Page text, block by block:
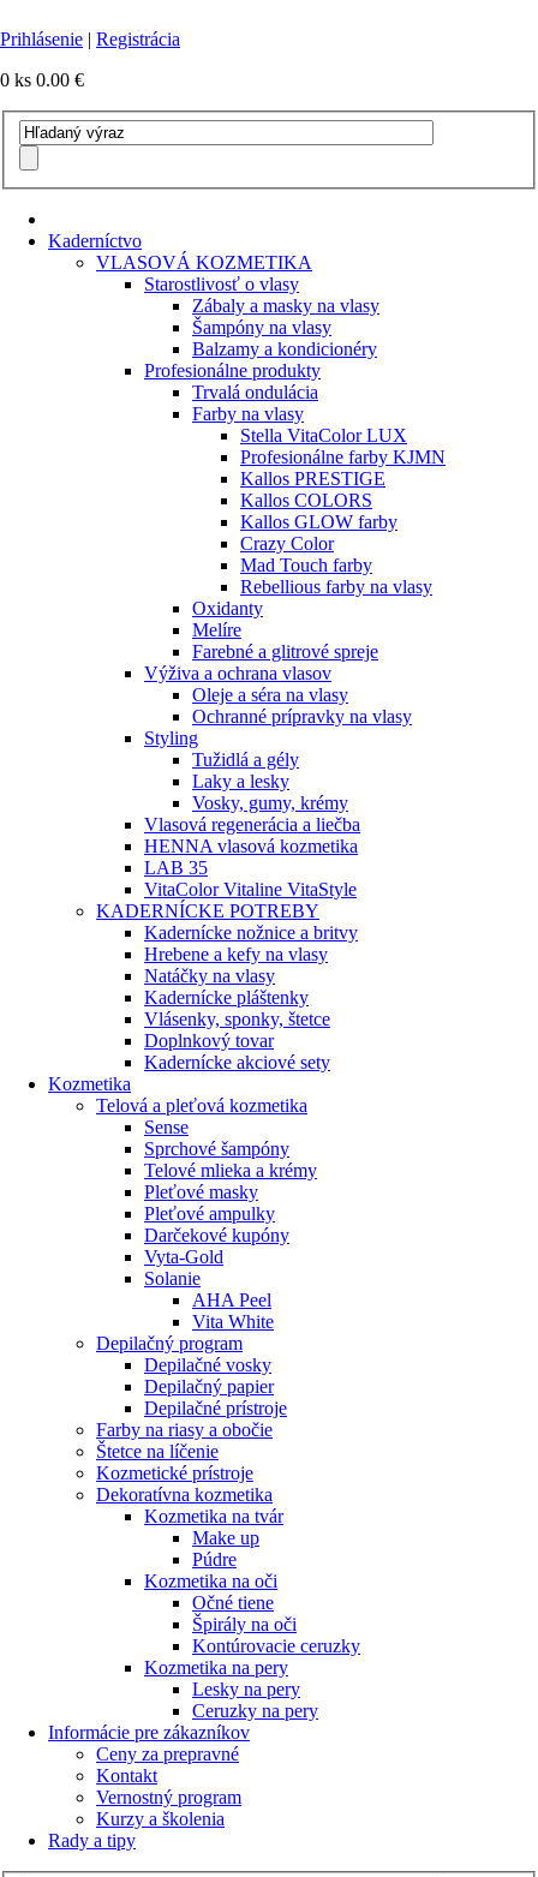
Prihlásenie | Registrácia
0 ks 0.00 €
Kaderníctvo
VLASOVÁ KOZMETIKA
Starostlivosť o vlasy
Zábaly a masky na vlasy
Šampóny na vlasy
Balzamy a kondicionéry
Profesionálne produkty
Trvalá ondulácia
Farby na vlasy
Stella VitaColor LUX
Profesionálne farby KJMN
Kallos PRESTIGE
Kallos COLORS
Kallos GLOW farby
Crazy Color
Mad Touch farby
Rebellious farby na vlasy
Oxidanty
Melíre
Farebné a glitrové spreje
Výživa a ochrana vlasov
Oleje a séra na vlasy
Ochranné prípravky na vlasy
Styling
Tužidlá a gély
Laky a lesky
Vosky, gumy, krémy
Vlasová regenerácia a liečba
HENNA vlasová kozmetika
LAB 35
VitaColor Vitaline VitaStyle
KADERNÍCKE POTREBY
Kadernícke nožnice a britvy
Hrebene a kefy na vlasy
Natáčky na vlasy
Kadernícke pláštenky
Vlásenky, sponky, štetce
Doplnkový tovar
Kadernícke akciové sety
Kozmetika
Telová a pleťová kozmetika
Sense
Sprchové šampóny
Telové mlieka a krémy
Pleťové masky
Pleťové ampulky
Darčekové kupóny
Vyta-Gold
Solanie
AHA Peel
Vita White
Depilačný program
Depilačné vosky
Depilačný papier
Depilačné prístroje
Farby na riasy a obočie
Štetce na líčenie
Kozmetické prístroje
Dekoratívna kozmetika
Kozmetika na tvár
Make up
Púdre
Kozmetika na oči
Očné tiene
Špirály na oči
Kontúrovacie ceruzky
Kozmetika na pery
Lesky na pery
Ceruzky na pery
Informácie pre zákazníkov
Ceny za prepravné
Kontakt
Vernostný program
Kurzy a školenia
Rady a tipy